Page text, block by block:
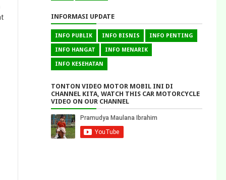
INFORMASI UPDATE
INFO PUBLIK INFO BISNIS INFO PENTING
INFO HANGAT INFO MENARIK
INFO KESEHATAN
TONTON VIDEO MOTOR MOBIL INI DI
CHANNEL KITA, WATCH THIS CAR MOTORCYCLE
VIDEO ON OUR CHANNEL